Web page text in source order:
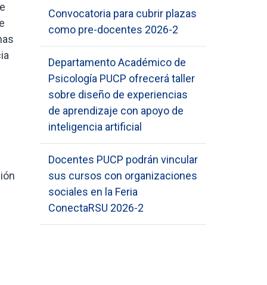
Convocatoria para cubrir plazas
como pre-docentes 2026-2
Departamento Académico de
Psicología PUCP ofrecerá taller
sobre diseño de experiencias
de aprendizaje con apoyo de
inteligencia artificial
Docentes PUCP podrán vincular
sus cursos con organizaciones
sociales en la Feria
ConectaRSU 2026-2